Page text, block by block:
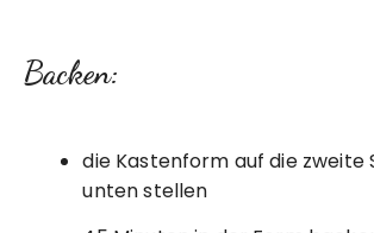
Backen:
die Kastenform auf die zweite
unten stellen